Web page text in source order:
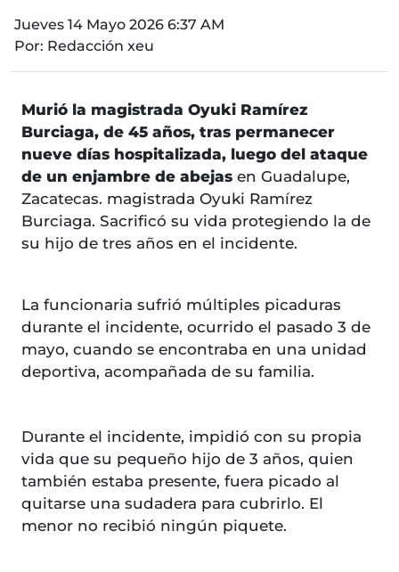
Jueves 14 Mayo 2026 6:37 AM
Por: Redacción xeu
Murió la magistrada Oyuki Ramírez
Burciaga, de 45 años, tras permanecer
nueve días hospitalizada, luego del ataque
de un enjambre de abejas en Guadalupe,
Zacatecas. magistrada Oyuki Ramírez
Burciaga. Sacrificó su vida protegiendo la de
su hijo de tres años en el incidente.
La funcionaria sufrió múltiples picaduras
durante el incidente, ocurrido el pasado 3 de
mayo, cuando se encontraba en una unidad
deportiva, acompañada de su familia.
Durante el incidente, impidió con su propia
vida que su pequeño hijo de 3 años, quien
también estaba presente, fuera picado al
quitarse una sudadera para cubrirlo. El
menor no recibió ningún piquete.